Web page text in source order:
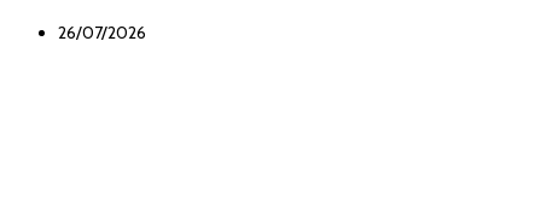
26/07/2026